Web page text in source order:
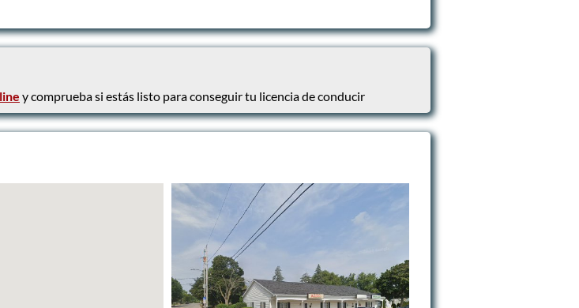
y comprueba si estás listo para conseguir tu licencia de conducir